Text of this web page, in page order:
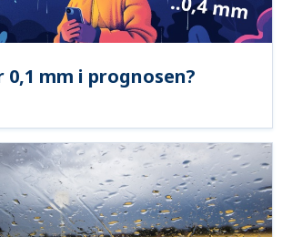
0,1 mm i prognosen?